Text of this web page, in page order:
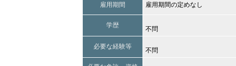
雇用期間 雇用期間の定めなし
学歴
不問
必要な経験等
不問